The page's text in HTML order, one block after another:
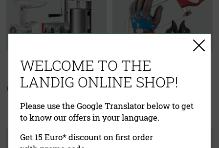
Wurster Starter Set
Zerwirkset
"Für echte Jäger"
WELCOME TO THE
LANDIG ONLINE SHOP!
Please use the Google Translator below to get
to know our offers in your language.
Get 15 Euro* discount on first order